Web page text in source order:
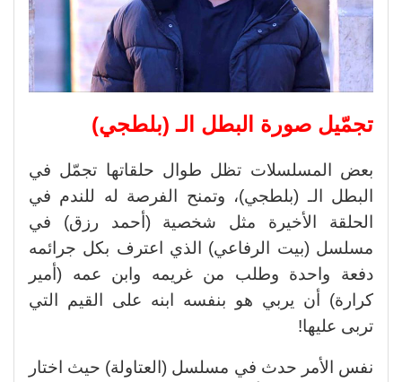
تجمّيل صورة البطل الـ (بلطجي)
بعض المسلسلات تظل طوال حلقاتها تجمّل في
البطل الـ (بلطجي)، وتمنح الفرصة له للندم في
الحلقة الأخيرة مثل شخصية (أحمد رزق) في
مسلسل (بيت الرفاعي) الذي اعترف بكل جرائمه
دفعة واحدة وطلب من غريمه وابن عمه (أمير
كرارة) أن يربي هو بنفسه ابنه على القيم التي
تربى عليها!
نفس الأمر حدث في مسلسل (العتاولة) حيث اختار